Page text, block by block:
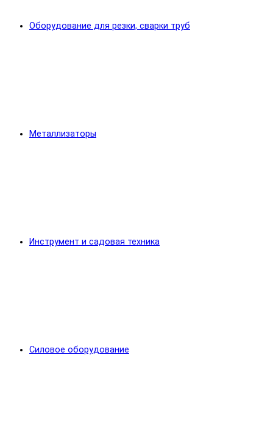
Оборудование для резки, сварки труб
Металлизаторы
Инструмент и садовая техника
Силовое оборудование